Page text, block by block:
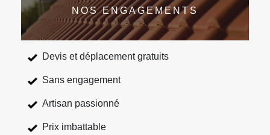
NOS ENGAGEMENTS
Devis et déplacement gratuits
Sans engagement
Artisan passionné
Prix imbattable